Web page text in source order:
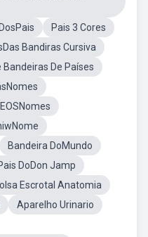
Pais 3 Cores
Bandiras Cursiva
Bandeiras De Países
Bandeira DoMundo
DoDon Jamp
Escrotal Anatomia
Aparelho Urinario